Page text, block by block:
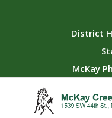
District
McKay